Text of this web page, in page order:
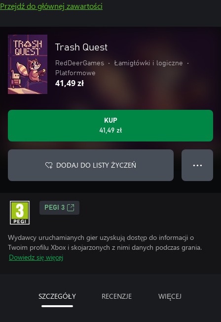
Przejdź do głównej zawartości
Trash Quest
RedDeerGames • Łamigłówki i logiczne
•
Platformowe
41,49 zł
KUP
41,49 zł
DODAJ DO LISTY ŻYCZEŃ ● ● ●
PEGI 3
Wydawcy uruchamianych gier uzyskują dostęp do informacji o
Twoim profilu Xbox i skojarzonych z nimi danych podczas grania.
Dowiedz się więcej
SZCZEGÓŁY RECENZJE WIĘCEJ